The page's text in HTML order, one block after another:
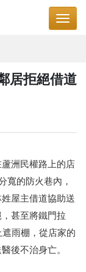
居拒絕借道
洲民權路上的店
寬的防火巷內，
屋主借道協助送
甚至將鐵門拉
雨棚，從店家的
後不治身亡。